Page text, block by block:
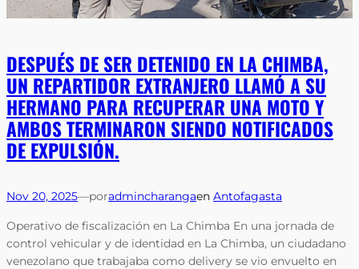
DESPUÉS DE SER DETENIDO EN LA CHIMBA,
UN REPARTIDOR EXTRANJERO LLAMÓ A SU
HERMANO PARA RECUPERAR UNA MOTO Y
AMBOS TERMINARON SIENDO NOTIFICADOS
DE EXPULSIÓN.
Nov 20, 2025—poradmincharangaen Antofagasta
Operativo de fiscalización en La Chimba En una jornada de
control vehicular y de identidad en La Chimba, un ciudadano
venezolano que trabajaba como delivery se vio envuelto en